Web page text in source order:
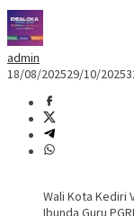
admin
18/08/202529/10/2025
Wali Kota Kediri
Ibunda Guru